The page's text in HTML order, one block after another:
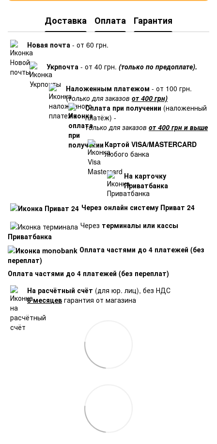
Доставка Оплата Гарантия
Новая почта - от 60 грн.
Укрпочта - от 40 грн. (только по предоплате).
Наложенным платежом - от 100 грн.
(только для заказов от 400 грн)
Оплата при получении (наложенный
платёж) -
только для заказов от 400 грн и выше
Картой VISA/MASTERCARD
любого банка
На карточку
Приватбанка
Через онлайн систему Приват 24
Через терминалы или кассы
Приватбанка
Оплата частями до 4 платежей (без
переплат)
Оплата частями до 4 платежей (без переплат)
На расчётный счёт (для юр. лиц), без НДС
6 месяцев гарантия от магазина